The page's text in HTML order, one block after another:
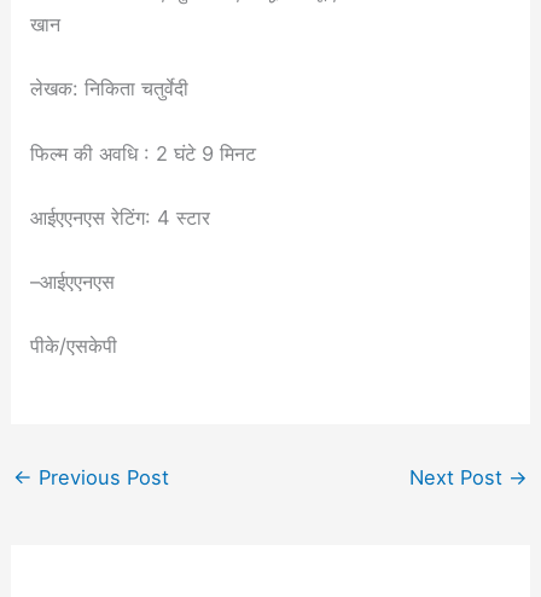
खान
लेखक: निकिता चतुर्वेदी
फिल्म की अवधि : 2 घंटे 9 मिनट
आईएएनएस रेटिंग: 4 स्टार
–आईएएनएस
पीके/एसकेपी
← Previous Post Next Post →